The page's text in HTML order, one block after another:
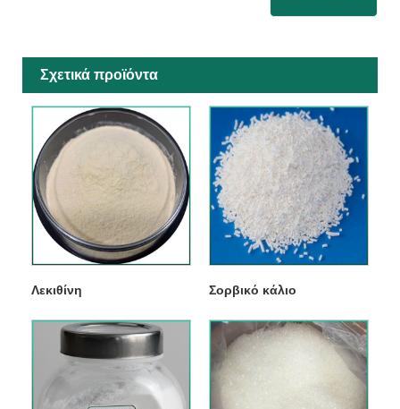
Σχετικά προϊόντα
Λεκιθίνη Σορβικό κάλιο